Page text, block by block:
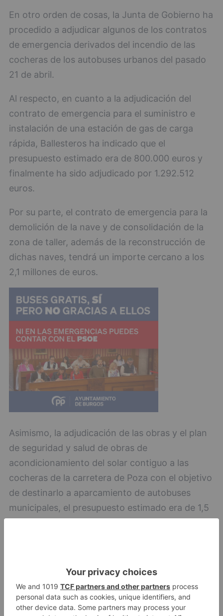
En otro orden de cosas, la Junta de Gobierno ha
procedido a adjudicar algunos de los contratos
de emergencia derivados del incendio de las
cocheras de los autobuses urbanos del pasado
21 de abril.
Al respecto, en cuanto a la adjudicación del
contrato de emergencia para el suministro e
instalación de una estación de gas de carga
rápida, Ballesteros ha indicado que el
presupuesto estimado era de 800.000 euros y
finalmente ha sido adjudicado por 1.292.512
euros.
Por su parte, el contrato de emergencia para la
demolición de la nave y de consolidación de la
zona de taller, además de la reconstrucción de
dichas naves, tendrá un importe cercano a los
2,1 millones de euros.
Asimismo, la adjudicación de las obras y el plan
de seguridad y salud de obras de
acondicionamiento del solar contiguo a las
cocheras de la carretera de Poza con el objetivo
de destinarlo a aparcamiento de autobuses
municipales, el presupuesto estimado era de 1,5
castillo